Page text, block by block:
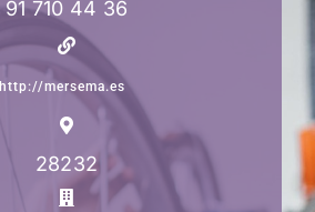
91 710 44 36
http://mersema.es
28232